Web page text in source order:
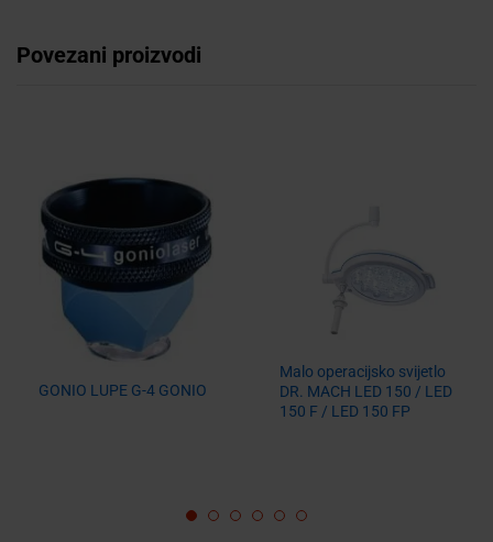
Povezani proizvodi
GONIO LUPE G-4 GONIO
Malo operacijsko svijetlo
DR. MACH LED 150 / LED
150 F / LED 150 FP